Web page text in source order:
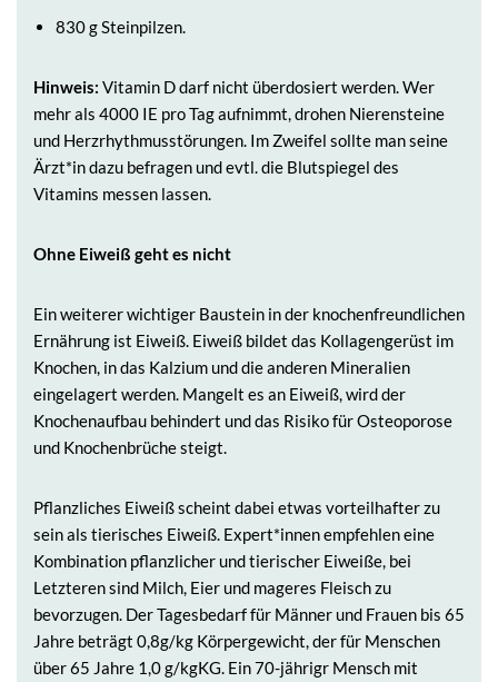
830 g Steinpilzen.
Hinweis: Vitamin D darf nicht überdosiert werden. Wer
mehr als 4000 IE pro Tag aufnimmt, drohen Nierensteine
und Herzrhythmusstörungen. Im Zweifel sollte man seine
Ärzt*in dazu befragen und evtl. die Blutspiegel des
Vitamins messen lassen.
Ohne Eiweiß geht es nicht
Ein weiterer wichtiger Baustein in der knochenfreundlichen
Ernährung ist Eiweiß. Eiweiß bildet das Kollagengerüst im
Knochen, in das Kalzium und die anderen Mineralien
eingelagert werden. Mangelt es an Eiweiß, wird der
Knochenaufbau behindert und das Risiko für Osteoporose
und Knochenbrüche steigt.
Pflanzliches Eiweiß scheint dabei etwas vorteilhafter zu
sein als tierisches Eiweiß. Expert*innen empfehlen eine
Kombination pflanzlicher und tierischer Eiweiße, bei
Letzteren sind Milch, Eier und mageres Fleisch zu
bevorzugen. Der Tagesbedarf für Männer und Frauen bis 65
Jahre beträgt 0,8g/kg Körpergewicht, der für Menschen
über 65 Jahre 1,0 g/kgKG. Ein 70-jährigr Mensch mit